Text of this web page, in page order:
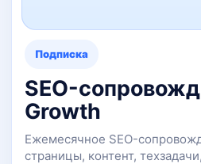
Подписка
SEO-
Growth
Ежемесячное SEO-
страницы, контент,